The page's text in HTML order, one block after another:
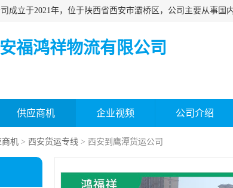
福鸿祥物流有限公司
供应商机 企业视频 公司介绍
商机 > 西安货运专线 > 西安到鹰潭货运公司